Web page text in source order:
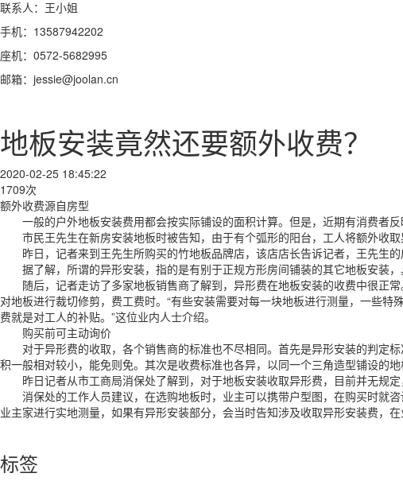
联系人：王小姐
手机：13587942202
座机：0572-5682995
邮箱：jessie@joolan.cn
地板安装竟然还要额外收费？
2020-02-25 18:45:22
1709次
额外收费源自房型
一般的户外地板安装费用都会按实际铺设的面积计算。但是，近期有消费者反
市民王先生在新房安装地板时被告知，由于有个弧形的阳台，工人将额外收
昨日，记者来到王先生所购买的竹地板品牌店，该店店长告诉记者，王先生的
据了解，所谓的异形安装，指的是有别于正规方形房间铺装的其它地板安装，
随后，记者走访了多家地板销售商了解到，异形费在地板安装的收费中很正
对地板进行裁切修剪，费工费时。“有些安装需要对每一块地板进行测量，一些
费就是对工人的补贴。”这位业内人士介绍。
购买前可主动询价
对于异形费的收取，各个销售商的标准也不尽相同。首先是异形安装的判定
积一般相对较小，能免则免。其次是收费标准也各异，以同一个三角造型铺设的
昨日记者从市工商局消保处了解到，对于地板安装收取异形费，目前并无规定
消保处的工作人员建议，在选购地板时，业主可以携带户型图，在购买时就咨
业主家进行实地测量，如果有异形安装部分，会当时告知涉及收取异形安装费，
标签